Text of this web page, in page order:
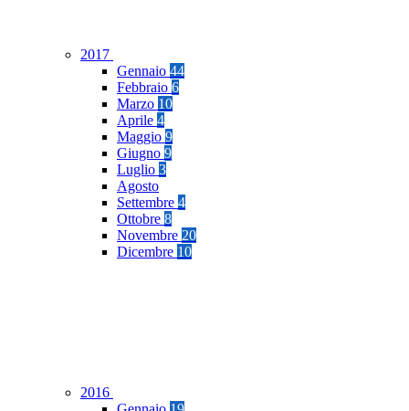
2017
Gennaio 44
Febbraio 6
Marzo 10
Aprile 4
Maggio 9
Giugno 9
Luglio 3
Agosto
Settembre 4
Ottobre 8
Novembre 20
Dicembre 10
2016